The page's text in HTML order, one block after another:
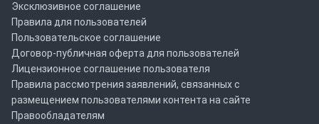
Эксклюзивное соглашение
Правила для пользователей
Пользовательское соглашение
Договор-публичная оферта для пользователей
Лицензионное соглашение пользователя
Правила рассмотрения заявлений, связанных с
размещением пользователями контента на сайте
Правообладателям